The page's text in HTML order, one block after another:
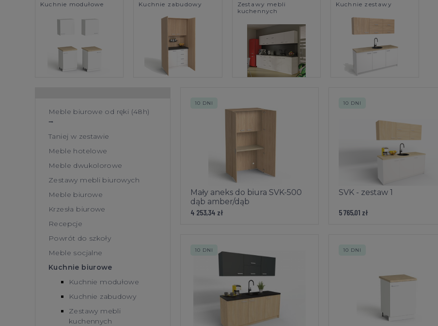
Kuchnie modułowe Kuchnie zabudowy
Zestawy mebli
kuchennych
Kuchnie zestawy
Meble biurowe od ręki (48h)
⭢
Taniej w zestawie
Meble hotelowe
Meble dwukolorowe
Zestawy mebli biurowych
Meble biurowe
Krzesła biurowe
Recepcje
Powrót do szkoły
Meble socjalne
Kuchnie biurowe
Kuchnie modułowe
Kuchnie zabudowy
Zestawy mebli
kuchennych
Mały aneks do biura SVK-500
dąb amber/dąb
4 253,34 zł
10 DNI
SVK - zestaw 1
5 765,01 zł
10 DNI
10 DNI 10 DNI